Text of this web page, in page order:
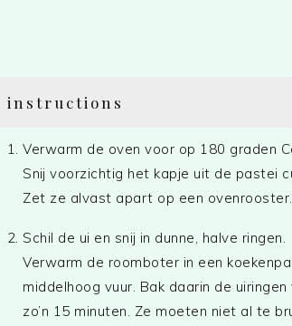
instructions
Verwarm de oven voor op 180 graden
Snij voorzichtig het kapje uit de pastei
Zet ze alvast apart op een ovenrooster.
Schil de ui en snij in dunne, halve ringen.
Verwarm de roomboter in een
middelhoog vuur. Bak daarin de uiringen
zo’n 15 minuten. Ze moeten niet al te